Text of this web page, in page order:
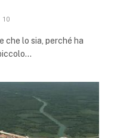
10
che lo sia, perché ha